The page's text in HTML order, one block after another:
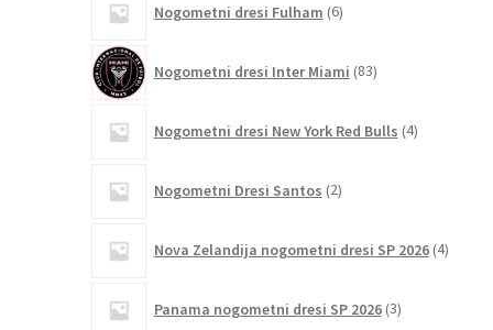
Nogometni dresi Fulham 6izdelkov
Nogometni dresi Inter Miami 83izdelkov
Nogometni dresi New York Red Bulls 4izdelki
Nogometni Dresi Santos 2izdelka
Nova Zelandija nogometni dresi SP 2026 4izdelki
Panama nogometni dresi SP 2026 3izdelki